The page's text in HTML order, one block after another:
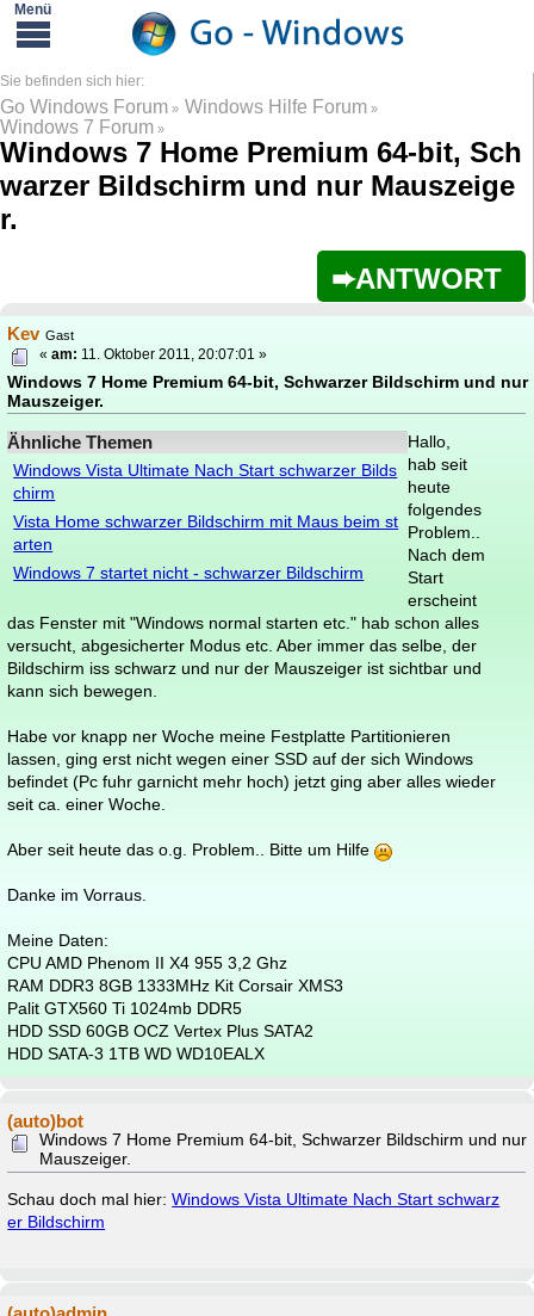
Go Windows Forum » Windows Hilfe Forum »
Windows 7 Forum »
Windows 7 Home Premium 64-bit, Sch
warzer Bildschirm und nur Mauszeige
r.
ANTWORT
Kev Gast
Windows 7 Home Premium 64-bit, Schwarzer Bildschirm und nur
Mauszeiger.
«am: 11. Oktober 2011, 20:07:01 »
Ähnliche Themen
Windows Vista Ultimate Nach Start schwarzer Bilds
chirm
Vista Home schwarzer Bildschirm mit Maus beim st
arten
Windows 7 startet nicht - schwarzer Bildschirm
Hallo,
hab seit
heute
folgendes
Problem..
Nach dem
Start
erscheint
das Fenster mit "Windows normal starten etc." hab schon alles
versucht, abgesicherter Modus etc. Aber immer das selbe, der
Bildschirm iss schwarz und nur der Mauszeiger ist sichtbar und
kann sich bewegen.
Habe vor knapp ner Woche meine Festplatte Partitionieren
lassen, ging erst nicht wegen einer SSD auf der sich Windows
befindet (Pc fuhr garnicht mehr hoch) jetzt ging aber alles wieder
seit ca. einer Woche.
Aber seit heute das o.g. Problem.. Bitte um Hilfe
Danke im Vorraus.
Meine Daten:
CPU AMD Phenom II X4 955 3,2 Ghz
RAM DDR3 8GB 1333MHz Kit Corsair XMS3
Palit GTX560 Ti 1024mb DDR5
HDD SSD 60GB OCZ Vertex Plus SATA2
HDD SATA-3 1TB WD WD10EALX
(auto)bot
Windows 7 Home Premium 64-bit, Schwarzer Bildschirm und nur
Mauszeiger.
Schau doch mal hier:Windows Vista Ultimate Nach Start schwarz
er Bildschirm